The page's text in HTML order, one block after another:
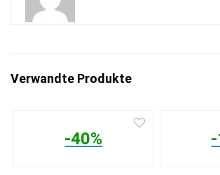
Verwandte Produkte
-40%